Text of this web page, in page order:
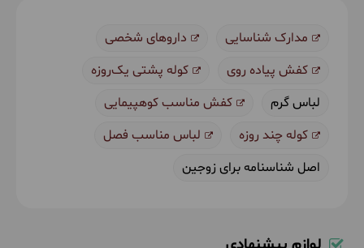
مدارک شناسایی
داروهای شخصی
کفش پیاده روی
کوله پشتی یک‌روزه
لباس گرم
کفش مناسب کوهپیمایی
کوله چند روزه
لباس مناسب فصل
اصل شناسنامه برای زوجین